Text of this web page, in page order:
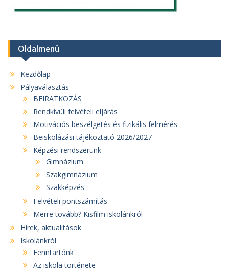
Oldalmenü
Kezdőlap
Pályaválasztás
BEIRATKOZÁS
Rendkívüli felvételi eljárás
Motivációs beszélgetés és fizikális felmérés
Beiskolázási tájékoztató 2026/2027
Képzési rendszerünk
Gimnázium
Szakgimnázium
Szakképzés
Felvételi pontszámítás
Merre tovább? Kisfilm iskolánkról
Hírek, aktualitások
Iskolánkról
Fenntartónk
Az iskola története